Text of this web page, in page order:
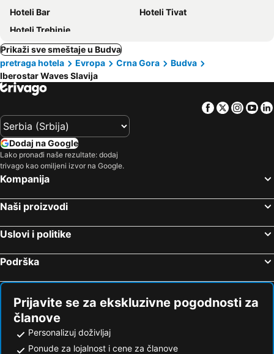
Hoteli Bar
Hoteli Tivat
Hoteli Trebinje
Prikaži sve smeštaje u Budva
pretraga hotela
Evropa Crna Gora
Budva
Iberostar Waves Slavija
Facebook
Twitter
Dodaj na Google
Lako pronađi naše rezultate: dodaj
trivago kao omiljeni izvor na Google.
Kompanija
Naši proizvodi
Uslovi i politike
Podrška
Prijavite se za ekskluzivne pogodnosti za
članove
Personalizuj doživljaj
Ponude za lojalnost i cene za članove